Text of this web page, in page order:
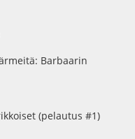
Barbaarin
(pelautus #1)